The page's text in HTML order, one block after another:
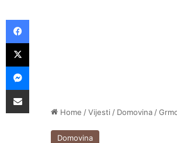
Home /Vijesti / Domovina /
Domovina
Facebook
X
Messenger
Podijeli putem E-maila